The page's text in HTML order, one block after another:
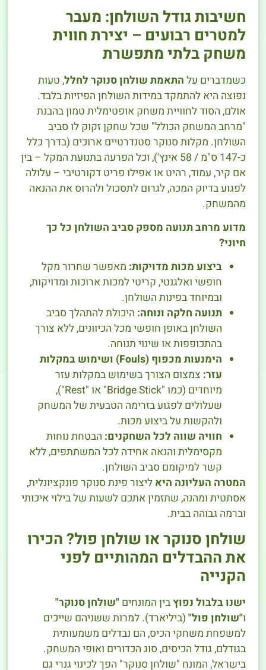
חשיבות גודל השולחן: מעבר
למטרים רבועים – יצירת חווית
משחק בלתי מתפשרת
כשמדברים על התאמת שולחן סנוקר לחלל, טעות
נפוצה היא להתמקד במידות השולחן הפיזיות בלבד.
אולם, הסוד לחוויית משחק אופטימלית טמון בהבנת
"מרחב המשחק הכולל" שכל שחקן זקוק לו סביב
השולחן. מקלות סנוקר סטנדרטיים ארוכים (בדרך כלל
כ-147 ס"מ / 58 אינץ'), וכל הפרעה בתנועת המקל – בין
אם קיר, עמוד, רהיט או אפילו פריט דקורטיבי – עלולה
לפגוע בדיוק המכה, לגרום לתסכול ולהרוס את ההנאה
מהמשחק.
מדוע מרחב תנועה מספק סביב השולחן כל כך
חיוני?
ביצוע מכות מדויקות: מאפשר שחרור מקל
חופשי ואלגנטי, קריטי למכות ארוכות ומדויקות,
ובמיוחד בפינות השולחן.
תנועה חלקה ונוחה: היכולת להתהלך סביב
השולחן באופן חופשי מכל הכיוונים, ללא צורך
בהתכופפות או שינוי תנוחה.
הימנעות מכפוף (Fouls) ושימוש במקלות
עזר: צמצום הצורך בשימוש במקלות עזר
מיוחדים (כמו "Bridge Stick" או "Rest"),
שעלולים לפגוע בזרימה הטבעית של המשחק
ולהקשות על ביצוע מכות.
חוויה שווה לכל השחקנים: הבטחת נוחות
מקסימלית והנאה אחידה לכל המשתתפים, ללא
קשר למיקומם סביב השולחן.
המטרה העליונה היאליצור פינת סנוקר פונקציונלית,
אסתטית ומהנה, שתזמין אתכם לשעות של בילוי איכותי
וברמה גבוהה בבית.
שולחן סנוקר או שולחן פול? הכירו
את ההבדלים המהותיים לפני
הקנייה
ישנו בלבול נפוץבין המונחים "שולחן סנוקר"
ו"שולחן פול" (ביליארד). למרות ששניהם שייכים
למשפחת משחקי הכיס, הם נבדלים משמעותית
בגודלם, גודל הכיסים, סוג הכדורים ואופי המשחק.
בישראל, המונח "שולחן סנוקר" הפך לכינוי גנרי גם